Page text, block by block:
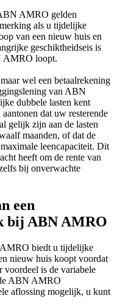
AMRO gelden
als u tijdelijke
van een nieuw huis en
geschiktheidseis is
AMRO loopt.
wel een betaalrekening
van ABN
dubbele lasten kent
dat uw resterende
gelijk zijn aan de lasten
maanden, of dat de
leencapaciteit. Dit
heeft om de rente van
bij onverwachte
een
bij ABN AMRO
biedt u tijdelijke
nieuw huis koopt voordat
is de variabele
ABN AMRO
aflossing mogelijk, u kunt